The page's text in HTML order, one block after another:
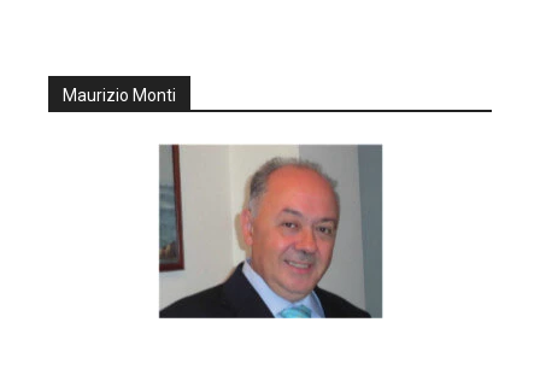
Maurizio Monti